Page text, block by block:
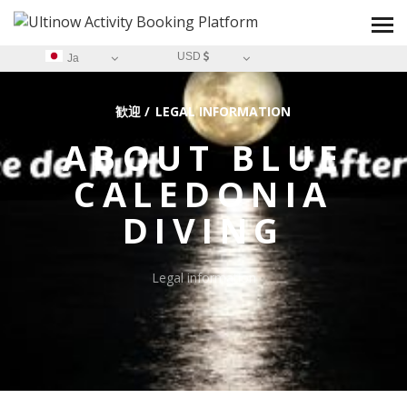
Ja USD
歓迎/ LEGAL INFORMATION
ABOUTBLUE
CALEDONIA
DIVING
Legal information